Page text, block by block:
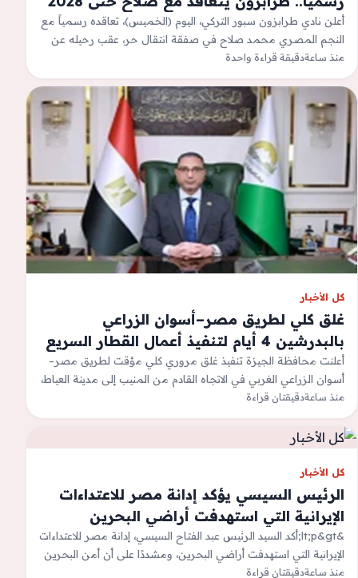
أعلن نادي طرابزون سبور التركي، اليوم (الخميس)، تعاقده رسمياً مع
النجم المصري محمد صلاح في صفقة انتقال حر، عقب رحيله عن
ليفربول…
منذ ساعةدقيقة قراءة واحدة
كل الأخبار
غلق كلي لطريق مصر–أسوان الزراعي
بالبدرشين 4 أيام لتنفيذ أعمال القطار السريع
أعلنت محافظة الجيزة تنفيذ غلق مروري كلي مؤقت لطريق مصر–
أسوان الزراعي الغربي في الاتجاه القادم من المنيب إلى مدينة العياط،
أمام مسجد…
منذ ساعةدقيقتان قراءة
كل الأخبار
الرئيس السيسي يؤكد إدانة مصر للاعتداءات
الإيرانية التي استهدفت أراضي البحرين
&lt;p&gt;أكد السيد الرئيس عبد الفتاح السيسي، إدانة مصر للاعتداءات
الإيرانية التي استهدفت أراضي البحرين، ومشددًا على أن أمن البحرين
يُعد جزءًا لا…
منذ ساعةدقيقتان قراءة